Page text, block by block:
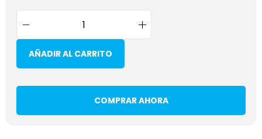
AÑADIR AL CARRITO
COMPRAR AHORA